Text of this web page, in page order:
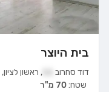
בית היוצר
דוד סחרוב , ראשון לציון,
שטח:70 מ"ר